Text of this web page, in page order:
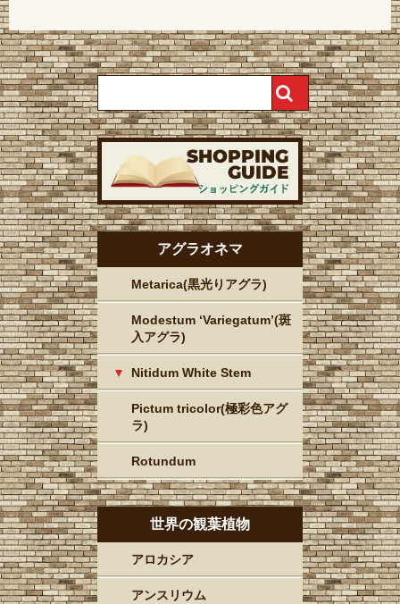
アグラオネマ
Metarica(黒光りアグラ)
Modestum ‘Variegatum’(斑
入アグラ)
Nitidum White Stem
Pictum tricolor(極彩色アグ
ラ)
Rotundum
世界の観葉植物
アロカシア
アンスリウム